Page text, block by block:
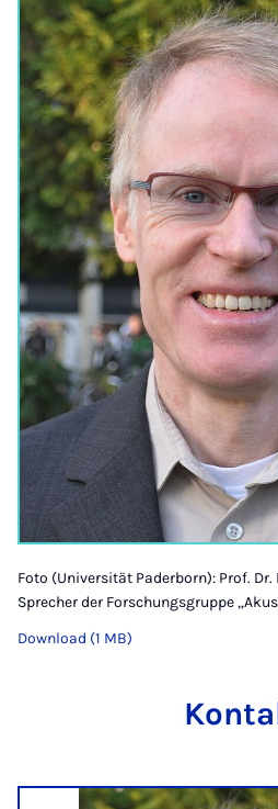
Foto (Universität Paderborn): Prof.
Sprecher der Forschungsgruppe
Download (1 MB)